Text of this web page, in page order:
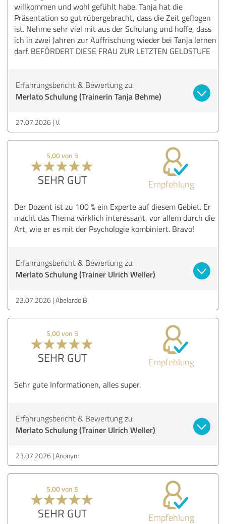
willkommen und wohl gefühlt habe. Tanja hat die
Präsentation so gut rübergebracht, dass die Zeit geflogen
ist. Nehme sehr viel mit aus der Schulung und hoffe, dass
ich in zwei Jahren zur Auffrischung wieder bei Tanja lernen
darf. BEFÖRDERT DIESE FRAU ZUR LETZTEN GELDSTUFE
Erfahrungsbericht & Bewertung zu:
Merlato Schulung (Trainerin Tanja Behme)
27.07.2026 V.
5,00 von 5
SEHR GUT Empfehlung
Der Dozent ist zu 100 % ein Experte auf diesem Gebiet. Er
macht das Thema wirklich interessant, vor allem durch die
Art, wie er es mit der Psychologie kombiniert. Bravo!
Erfahrungsbericht & Bewertung zu:
Merlato Schulung (Trainer Ulrich Weller)
23.07.2026 Abelardo B.
5,00 von 5
SEHR GUT Empfehlung
Sehr gute Informationen, alles super.
Erfahrungsbericht & Bewertung zu:
Merlato Schulung (Trainer Ulrich Weller)
23.07.2026 Anonym
5,00 von 5
SEHR GUT Empfehlung